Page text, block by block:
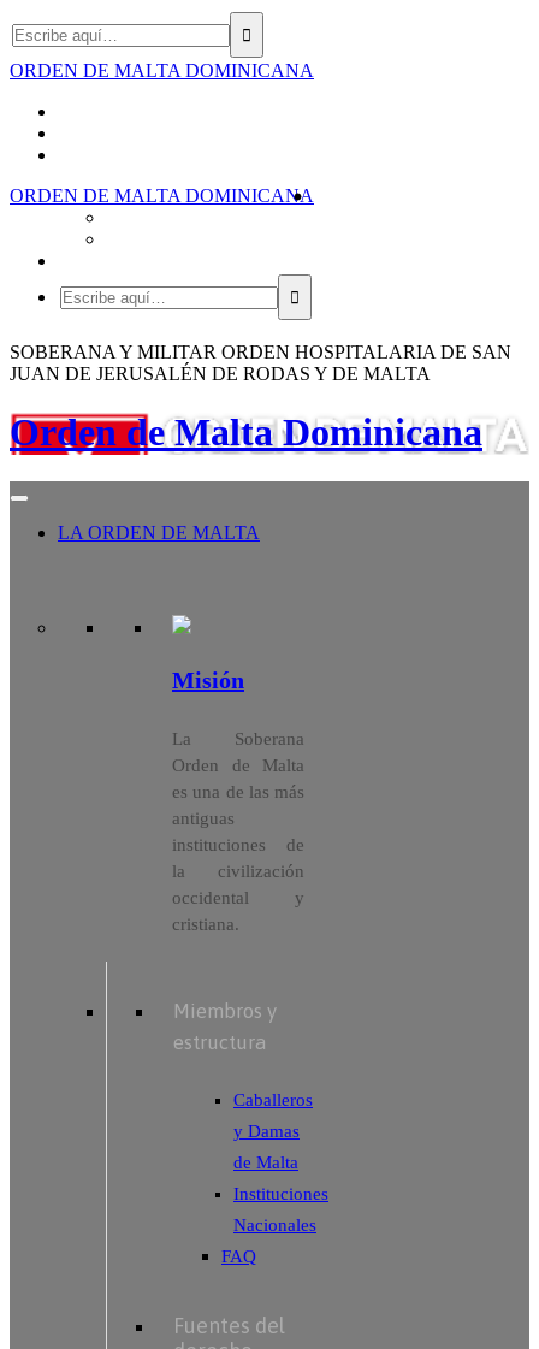
ORDEN DE MALTA DOMINICANA
ORDEN DE MALTA DOMINICANA
SOBERANA Y MILITAR ORDEN HOSPITALARIA DE SAN
JUAN DE JERUSALÉN DE RODAS Y DE MALTA
Orden de Malta Dominicana
LA ORDEN DE MALTA
Misión
La Soberana
Orden de Malta
es una de las más
antiguas
instituciones de
la civilización
occidental y
cristiana.
Miembros y
estructura
Caballeros
y Damas
de Malta
Instituciones
Nacionales
FAQ
Fuentes del